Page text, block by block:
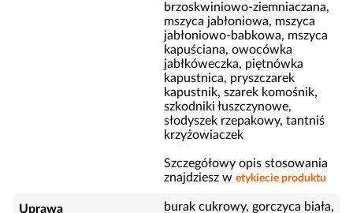
brzoskwiniowo-ziemniaczana,
mszyca jabłoniowa, mszyca
jabłoniowo-babkowa, mszyca
kapuściana, owocówka
jabłkóweczka, piętnówka
kapustnica, pryszczarek
kapustnik, szarek komośnik,
szkodniki łuszczynowe,
słodyszek rzepakowy, tantniś
krzyżowiaczek
Szczegółowy opis stosowania
znajdziesz w etykiecie produktu
Uprawa
burak cukrowy, gorczyca biała,